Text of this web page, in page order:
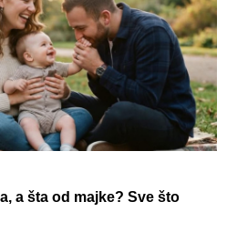
a šta od majke? Sve što